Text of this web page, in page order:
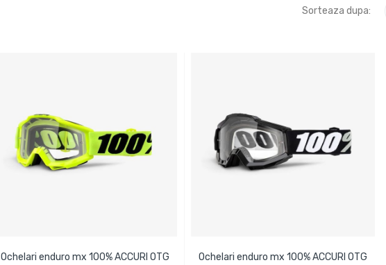
Sorteaza dupa:
Ochelari enduro mx 100% ACCURI OTG
Ochelari enduro mx 100% ACCURI OTG